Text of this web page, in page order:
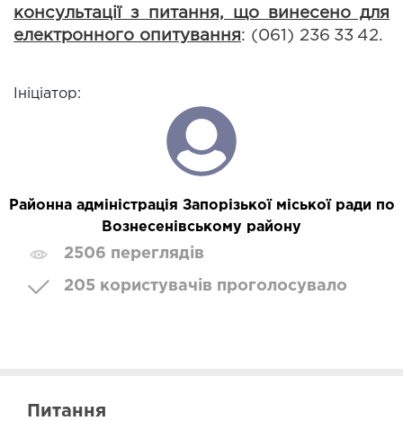
консультації з питання, що винесено для
електронного опитування: (061) 236 33 42.
Ініціатор:
Районна адміністрація Запорізької міської ради по
Вознесенівському району
2506 переглядів
205 користувачів проголосувало
Питання